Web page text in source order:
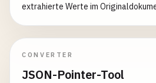
extrahierte Werte im
CONVERTER
JSON-Pointer-Tool